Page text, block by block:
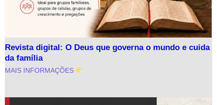
Revista digital: O Deus que governa o mundo e cuida
da família
MAIS INFORMAÇÕES